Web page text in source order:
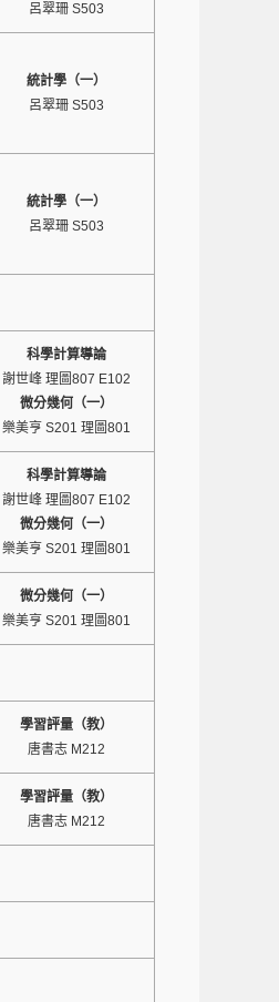
呂翠珊 S503
統計學（一）
呂翠珊 S503
統計學（一）
呂翠珊 S503
科學計算導論
謝世峰 理圖807 E102
微分幾何（一）
樂美亨 S201 理圖801
科學計算導論
謝世峰 理圖807 E102
微分幾何（一）
樂美亨 S201 理圖801
微分幾何（一）
樂美亨 S201 理圖801
學習評量（教）
唐書志 M212
學習評量（教）
唐書志 M212